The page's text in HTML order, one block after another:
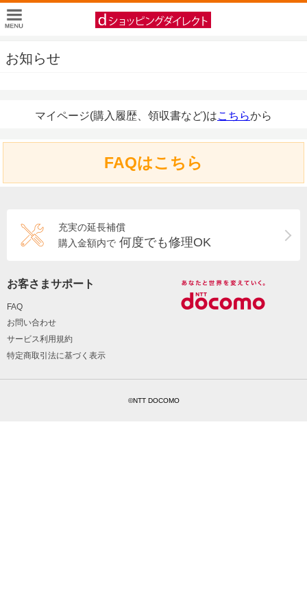
お知らせ
マイページ(購入履歴、領収書など)はこちらから
FAQはこちら
充実の延長補償
購入金額内で 何度でも修理OK
お客さまサポート
FAQ
お問い合わせ
サービス利用規約
特定商取引法に基づく表示
©NTT DOCOMO